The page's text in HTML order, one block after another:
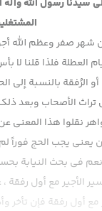
سيدنا رسول الله
شهر صفر وعظم الله
العطلة فلذا قلنا
بالنسبة إلى
الأصحاب وبعد ذلك
نقلوا هذا
يعني يجب الحج فوراً
في بحث النيابة
الأجير مع أول
أول رفقة فإن تأخر